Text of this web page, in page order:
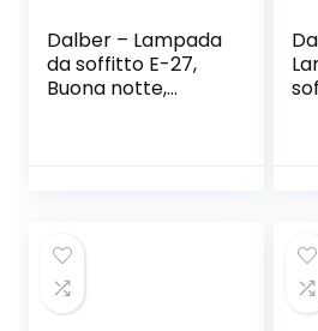
Dalber – Lampada
da soffitto E-27,
Buona notte,